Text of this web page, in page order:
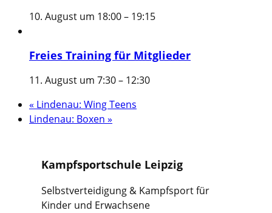
10. August um 18:00– 19:15
Freies Training für Mitglieder
11. August um 7:30– 12:30
« Lindenau: Wing Teens
Lindenau: Boxen »
Kampfsportschule Leipzig
Selbstverteidigung & Kampfsport für
Kinder und Erwachsene